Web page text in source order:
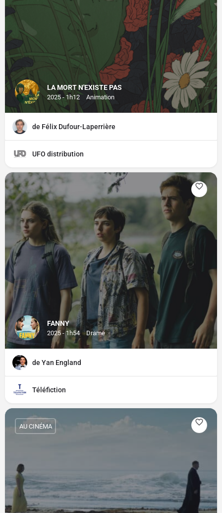
LA MORT N'EXISTE PAS
2025 - 1h12 Animation
de Félix Dufour-Laperrière
UFO distribution
FANNY
2025 - 1h54 Drame
de Yan England
Téléfiction
AU CINÉMA